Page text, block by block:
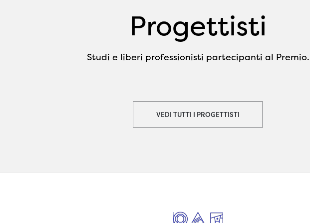
ombre con l’illuminazione.
forme spazio e materiali,
dei dettagli stimolano una
unica di bellezza nata dalla
dall’amore messo da tutti gli
che hanno condiviso un
Progettisti
Studi e liberi professionisti partecipanti al Premio.
VEDI TUTTI I PROGETTISTI